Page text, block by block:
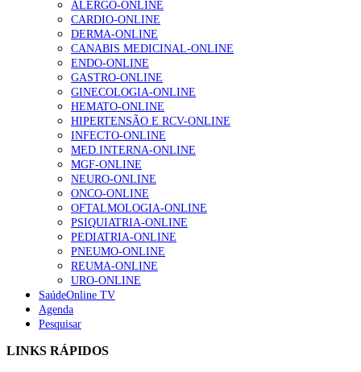
203 visualizações
1.º Episódio do Podcast “Frequência Cardio – Sintoniza-
te na Insuficiência Cardíaca” da Bayer
169 visualizações
Alguns milhares de utentes podem ficar sem médico de
família com nova regras do registo, alerta associação
132 visualizações
“Os programas de rastreio do cancro do pulmão são
custo-efetivos e representam um investimento
sustentável para os sistemas de saúde”
93 visualizações
apresentavam níveis elevados de Lp(a), revela estudo
ALERGO-ONLINE
CARDIO-ONLINE
DERMA-ONLINE
CANABIS MEDICINAL-ONLINE
ENDO-ONLINE
GASTRO-ONLINE
GINECOLOGIA-ONLINE
HEMATO-ONLINE
HIPERTENSÃO E RCV-ONLINE
INFECTO-ONLINE
MED.INTERNA-ONLINE
MGF-ONLINE
NEURO-ONLINE
ONCO-ONLINE
OFTALMOLOGIA-ONLINE
PSIQUIATRIA-ONLINE
PEDIATRIA-ONLINE
PNEUMO-ONLINE
REUMA-ONLINE
URO-ONLINE
SaúdeOnline TV
Agenda
Pesquisar
LINKS RÁPIDOS